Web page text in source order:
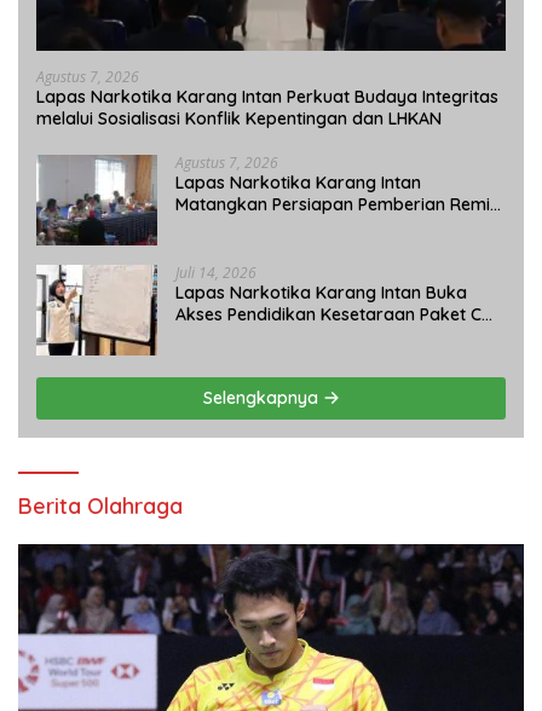
Agustus 7, 2026
Lapas Narkotika Karang Intan Perkuat Budaya Integritas
melalui Sosialisasi Konflik Kepentingan dan LHKAN
Agustus 7, 2026
Lapas Narkotika Karang Intan
Matangkan Persiapan Pemberian Remisi
Juli 14, 2026
Lapas Narkotika Karang Intan Buka
Akses Pendidikan Kesetaraan Paket C
Selengkapnya
Berita Olahraga